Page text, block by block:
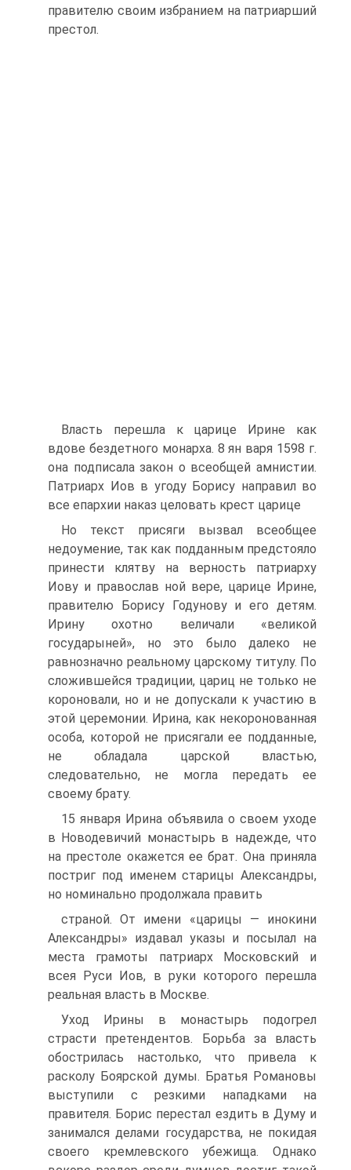
правителю своим избранием на патриарший
престол.
Власть перешла к царице Ирине как
вдове бездетного монарха. 8 ян варя 1598 г.
она подписала закон о всеобщей амнистии.
Патриарх Иов в угоду Борису направил во
все епархии наказ целовать крест царице
Но текст присяги вызвал всеобщее
недоумение, так как подданным предстояло
принести клятву на верность патриарху
Иову и православ ной вере, царице Ирине,
правителю Борису Годунову и его детям.
Ирину охотно величали «великой
государыней», но это было далеко не
равнозначно реальному царскому титулу. По
сложившейся традиции, цариц не только не
короновали, но и не допускали к участию в
этой церемонии. Ирина, как некоронованная
особа, которой не присягали ее подданные,
не обладала царской властью,
следовательно, не могла передать ее
своему брату.
15 января Ирина объявила о своем уходе
в Новодевичий монастырь в надежде, что
на престоле окажется ее брат. Она приняла
постриг под именем старицы Александры,
но номинально продолжала править
страной. От имени «царицы — инокини
Александры» издавал указы и посылал на
места грамоты патриарх Московский и
всея Руси Иов, в руки которого перешла
реальная власть в Москве.
Уход Ирины в монастырь подогрел
страсти претендентов. Борьба за власть
обострилась настолько, что привела к
расколу Боярской думы. Братья Романовы
выступили с резкими нападками на
правителя. Борис перестал ездить в Думу и
занимался делами государства, не по­кидая
своего кремлевского убежища. Однако